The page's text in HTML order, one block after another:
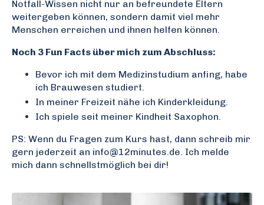
Notfall-Wissen nicht nur an befreundete Eltern
weitergeben können, sondern damit viel mehr
Menschen erreichen und ihnen helfen können.
Noch 3 Fun Facts über mich zum Abschluss:
Bevor ich mit dem Medizinstudium anfing, habe
ich Brauwesen studiert.
In meiner Freizeit nähe ich Kinderkleidung.
Ich spiele seit meiner Kindheit Saxophon.
PS: Wenn du Fragen zum Kurs hast, dann schreib mir
gern jederzeit an info@12minutes.de. Ich melde
mich dann schnellstmöglich bei dir!